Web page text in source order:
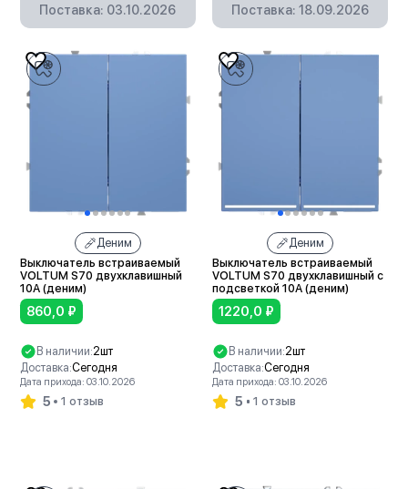
Поставка: 03.10.2026 Поставка: 18.09.2026
Деним
Выключатель встраиваемый
VOLTUM S70 двухклавишный
10А (деним)
860,0 ₽
В наличии:2шт
Доставка:Сегодня
Дата прихода: 03.10.2026
5 1 отзыв
Деним
Выключатель встраиваемый
VOLTUM S70 двухклавишный с
подсветкой 10А (деним)
1220,0 ₽
В наличии:2шт
Доставка:Сегодня
Дата прихода: 03.10.2026
5 1 отзыв